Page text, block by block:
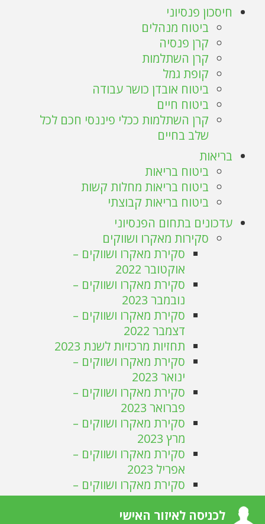
לכניסה לאיזור האישי
חיסכון פנסיוני
ביטוח מנהלים
קרן פנסיה
קרן השתלמות
קופת גמל
ביטוח אובדן כושר עבודה
ביטוח חיים
קרן השתלמות ככלי פיננסי חכם לכל
שלב בחיים
בריאות
ביטוח בריאות
ביטוח בריאות מחלות קשות
ביטוח בריאות קבוצתי
עדכונים בתחום הפנסיוני
סקירות מאקרו ושווקים
סקירת מאקרו ושווקים –
אוקטובר 2022
סקירת מאקרו ושווקים –
נובמבר 2023
סקירת מאקרו ושווקים –
דצמבר 2022
תחזיות מרכזיות לשנת 2023
סקירת מאקרו ושווקים –
ינואר 2023
סקירת מאקרו ושווקים –
פברואר 2023
סקירת מאקרו ושווקים –
מרץ 2023
סקירת מאקרו ושווקים –
אפריל 2023
סקירת מאקרו ושווקים –
מאי 2023
סקירת מאקרו ושווקים – יוני